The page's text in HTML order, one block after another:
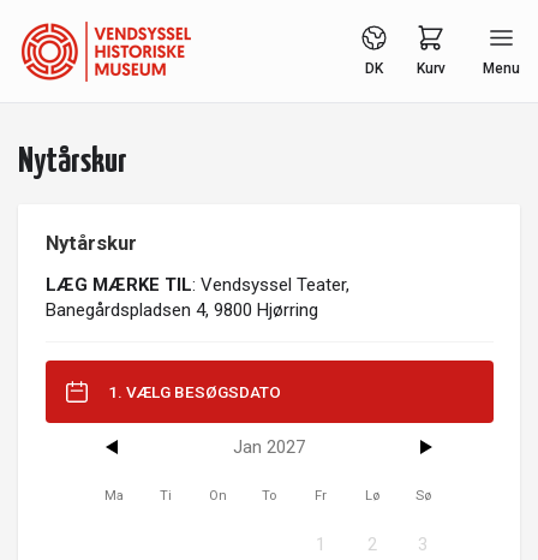
DK Kurv Menu
Nytårskur
Nytårskur
LÆG MÆRKE TIL: Vendsyssel Teater,
Banegårdspladsen 4, 9800 Hjørring
1. VÆLG BESØGSDATO
Jan 2027
Ma Ti On To Fr Lø Sø
1 2 3